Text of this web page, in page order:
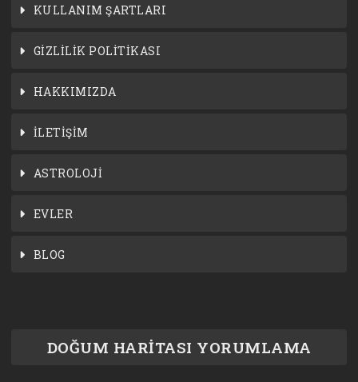
KULLANIM ŞARTLARI
GİZLİLİK POLİTİKASI
HAKKIMIZDA
İLETİŞİM
ASTROLOJİ
EVLER
BLOG
DOĞUM HARİTASI YORUMLAMA